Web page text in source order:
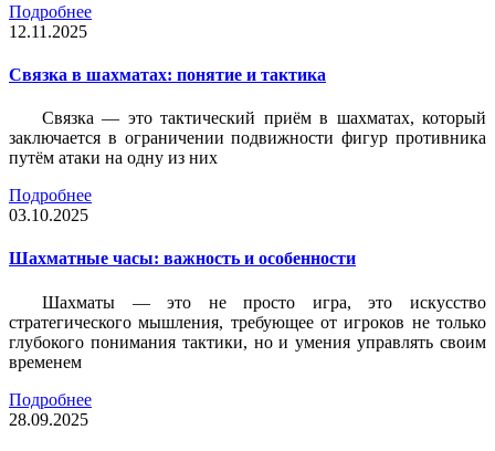
Подробнее
12.11.2025
Связка в шахматах: понятие и тактика
Связка — это тактический приём в шахматах, который
заключается в ограничении подвижности фигур противника
путём атаки на одну из них
Подробнее
03.10.2025
Шахматные часы: важность и особенности
Шахматы — это не просто игра, это искусство
стратегического мышления, требующее от игроков не только
глубокого понимания тактики, но и умения управлять своим
временем
Подробнее
28.09.2025